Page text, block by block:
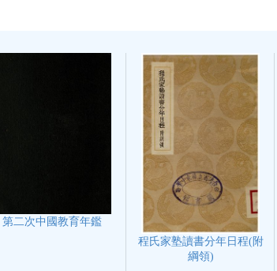
第二次中國教育年鑑
程氏家塾讀書分年日程(附
綱領)